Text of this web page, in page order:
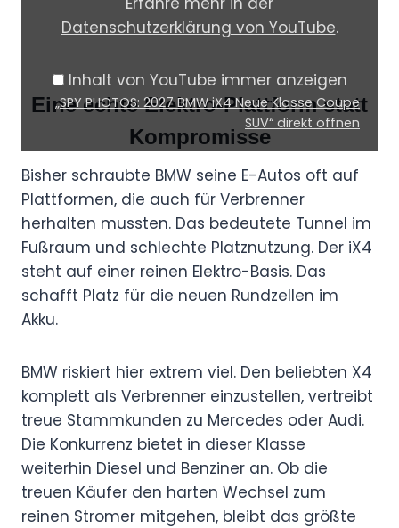
T
S
:
2
0
2
7
B
M
W
4
N
e
u
e
K
l
Datenschutzerklärung von YouTube.
Inhalt von YouTube immer anzeigen
„SPY PHOTOS: 2027 BMW iX4 Neue Klasse Coupe
SUV“ direkt öffnen
Eine echte Elektro-Plattform statt
Kompromisse
Bisher schraubte BMW seine E-Autos oft auf
Plattformen, die auch für Verbrenner
herhalten mussten. Das bedeutete Tunnel im
Fußraum und schlechte Platznutzung. Der iX4
steht auf einer reinen Elektro-Basis. Das
schafft Platz für die neuen Rundzellen im
Akku.
BMW riskiert hier extrem viel. Den beliebten X4
komplett als Verbrenner einzustellen, vertreibt
treue Stammkunden zu Mercedes oder Audi.
Die Konkurrenz bietet in dieser Klasse
weiterhin Diesel und Benziner an. Ob die
treuen Käufer den harten Wechsel zum
reinen Stromer mitgehen, bleibt das größte